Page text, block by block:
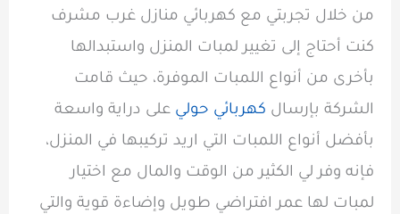
من خلال تجربتي مع كهربائي منازل غرب مشرف
كنت أحتاج إلى تغيير لمبات المنزل واستبدالها
بأخرى من أنواع اللمبات الموفرة، حيث قامت
الشركة بإرسال كهربائي حولي على دراية واسعة
بأفضل أنواع اللمبات التي اريد تركيبها في المنزل،
فإنه وفر لي الكثير من الوقت والمال مع اختيار
لمبات لها عمر افتراضي طويل وإضاءة قوية والتي